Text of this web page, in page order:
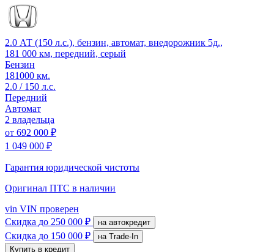
2.0 АТ (150 л.с.), бензин, автомат, внедорожник 5д.,
181 000 км, передний, серый
Бензин
181000 км.
2.0 / 150 л.с.
Передний
Автомат
2 владельца
от 692 000 ₽
1 049 000 ₽
Гарантия юридической чистоты
Оригинал ПТС в наличии
vin VIN проверен
Скидка до 250 000 ₽ на автокредит
Скидка до 150 000 ₽
на Trade-In
Купить в кредит